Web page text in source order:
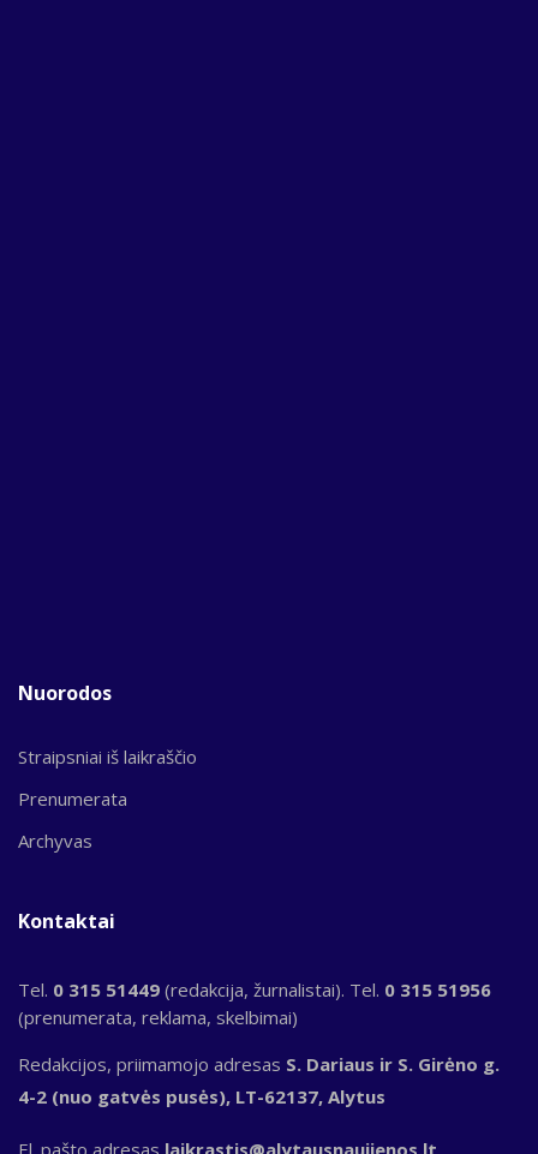
Nuorodos
Straipsniai iš laikraščio
Prenumerata
Archyvas
Kontaktai
Tel. 0 315 51449 (redakcija, žurnalistai). Tel. 0 315 51956
(prenumerata, reklama, skelbimai)
Redakcijos, priimamojo adresas S. Dariaus ir S. Girėno g.
4-2 (nuo gatvės pusės), LT-62137, Alytus
El. pašto adresas laikrastis@alytausnaujienos.lt